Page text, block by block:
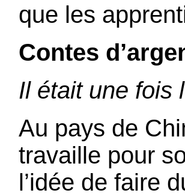
que les
Contes
Il était une fois
Au pays de
travaille pour
l’idée de faire